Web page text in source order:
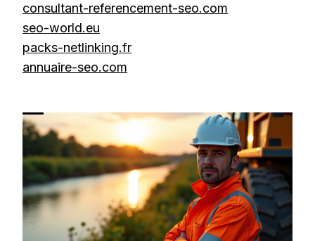
consultant-referencement-seo.com
seo-world.eu
packs-netlinking.fr
annuaire-seo.com